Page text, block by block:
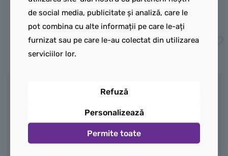
40,00lei
Adaugă în coș
55,00lei
Adaugă în coș
de social media, publicitate și analiză, care le
pot combina cu alte informații pe care le-ați
furnizat sau pe care le-au colectat din utilizarea
serviciilor lor.
Refuză
Personalizează
Permite toate